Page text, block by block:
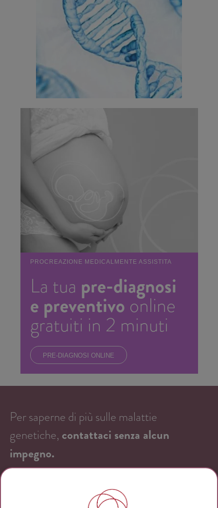
PROCREAZIONE MEDICALMENTE ASSISTITA
La tua pre-diagnosi
e preventivo online
gratuiti in 2 minuti
PRE-DIAGNOSI ONLINE
Per saperne di più sulle malattie
genetiche, contattaci senza alcun
impegno.
CHIAMATA
GRATUITA